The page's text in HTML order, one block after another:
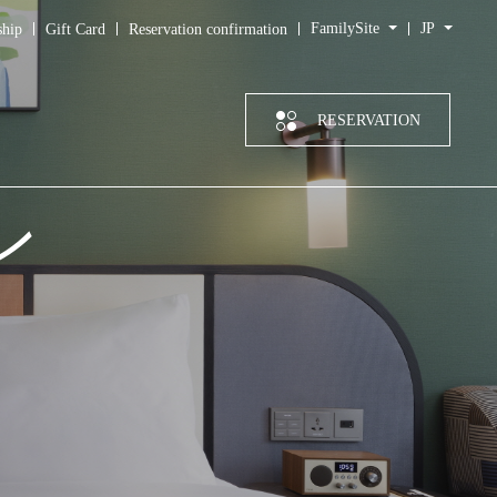
Gift Card Reservation confirmation FamilySite JP
RESERVATION